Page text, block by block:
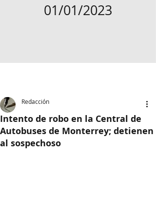
01/01/2023
Intento de robo en la Central de
Autobuses de Monterrey; detienen
al sospechoso
Redacción